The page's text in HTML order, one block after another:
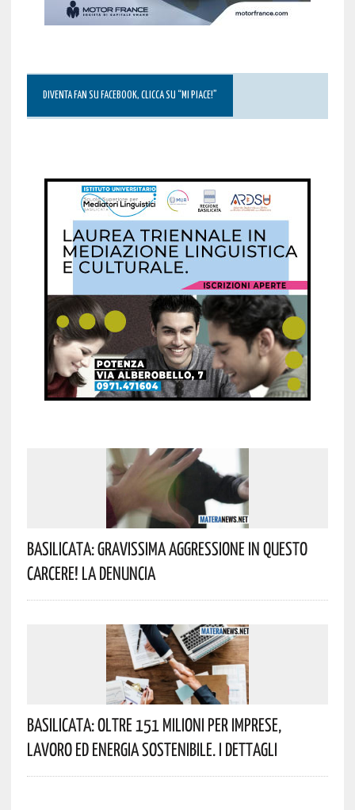
DIVENTA FAN SU FACEBOOK, CLICCA SU “MI PIACE!”
Basilicata: Gravissima Aggressione In Questo
Carcere! La Denuncia
Basilicata: Oltre 151 Milioni Per Imprese,
Lavoro Ed Energia Sostenibile. I Dettagli